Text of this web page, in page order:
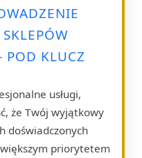
POD KLUCZ
usługi,
że Twój wyjątkowy
doświadczonych
priorytetem